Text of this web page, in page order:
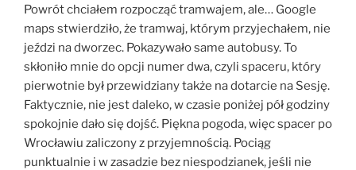
Powrót chciałem rozpocząć tramwajem, ale… Google
maps stwierdziło, że tramwaj, którym przyjechałem, nie
jeździ na dworzec. Pokazywało same autobusy. To
skłoniło mnie do opcji numer dwa, czyli spaceru, który
pierwotnie był przewidziany także na dotarcie na Sesję.
Faktycznie, nie jest daleko, w czasie poniżej pół godziny
spokojnie dało się dojść. Piękna pogoda, więc spacer po
Wrocławiu zaliczony z przyjemnością. Pociąg
punktualnie i w zasadzie bez niespodzianek, jeśli nie